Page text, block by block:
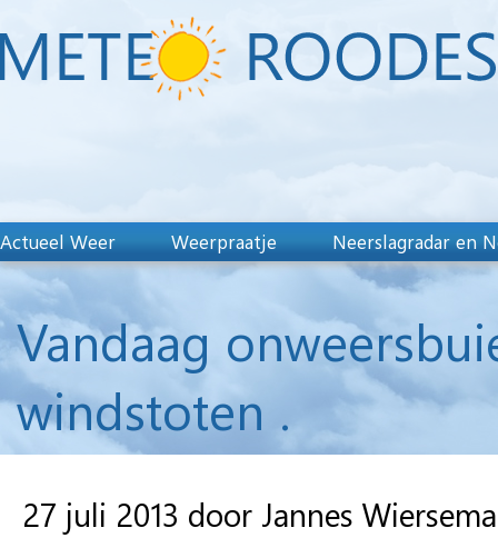
Actueel Weer Weerpraatje Neerslagradar en
Vandaag
windstoten .
27 juli 2013 door Jannes Wiersema